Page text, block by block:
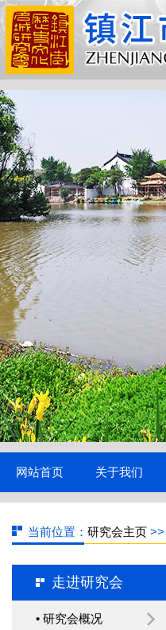
网站首页 关于我们
当前位置： 研究会主页 >>
走进研究会
• 研究会概况
镇江市历史文化名城研究
会召开 2019年年会暨第二
十次学术研讨会